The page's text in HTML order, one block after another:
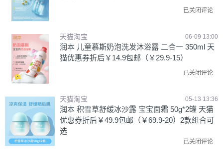
已关闭评论
天猫淘宝 06-09 13:00
润本 儿童慕斯奶泡洗发沐浴露 二合一 350ml 天
猫优惠券折后￥14.9包邮（￥29.9-15）
已关闭评论
天猫淘宝 05-13 13:36
润本 积雪草舒缓冰沙露 宝宝面霜 50g*2罐 天猫
优惠券折后￥49.9包邮（￥69.9-20）2款组合可
选
已关闭评论